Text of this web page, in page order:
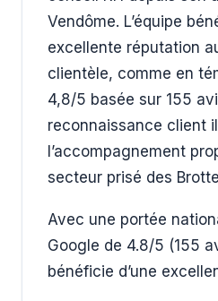
Vendôme. L’équipe
excellente réputation
clientèle, comme en
4,8/5 basée sur 155
reconnaissance client
l’accompagnement
secteur prisé des
Avec une portée
Google de 4.8/5 (155
bénéficie d’une